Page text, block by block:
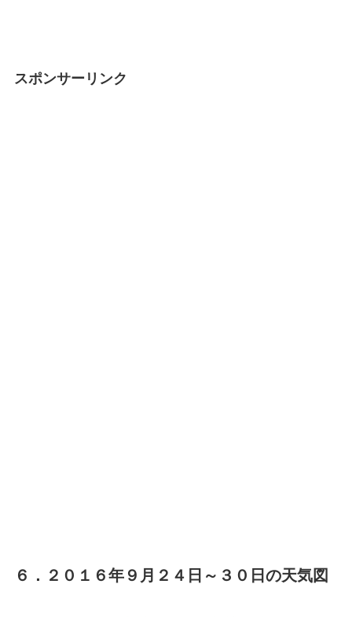
スポンサーリンク
６．２０１６年９月２４日～３０日の天気図